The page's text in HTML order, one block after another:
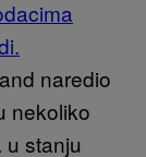
naredio
nekoliko
stanju